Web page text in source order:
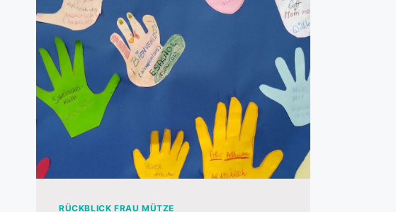
RÜCKBLICK FRAU MÜTZE